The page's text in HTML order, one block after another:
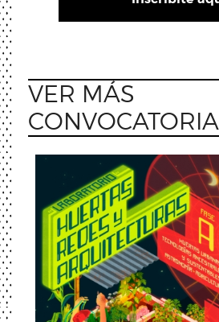
VER MÁS